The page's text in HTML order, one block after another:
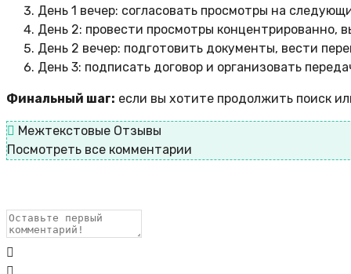
День 1 вечер: согласовать просмотры на
День 2: провести просмотры концентрированно,
День 2 вечер: подготовить документы, вести
День 3: подписать договор и организовать
Финальный шаг: если вы хотите продолжить поиск
Межтекстовые Отзывы
Посмотреть все комментарии